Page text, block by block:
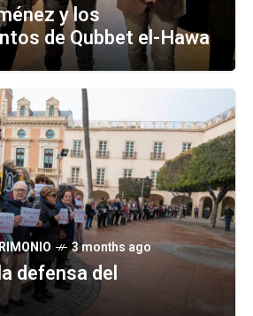
y los
de Qubbet el-Hawa
3 months ago
defensa del